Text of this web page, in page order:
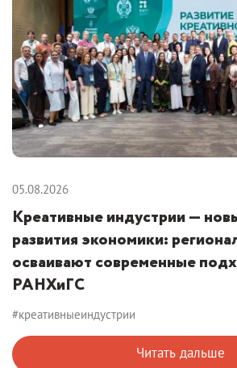
05.08.2026
Креативные индустрии —
развития экономики:
осваивают современные
РАНХиГС
#креативныеиндустрии
Читать дальше